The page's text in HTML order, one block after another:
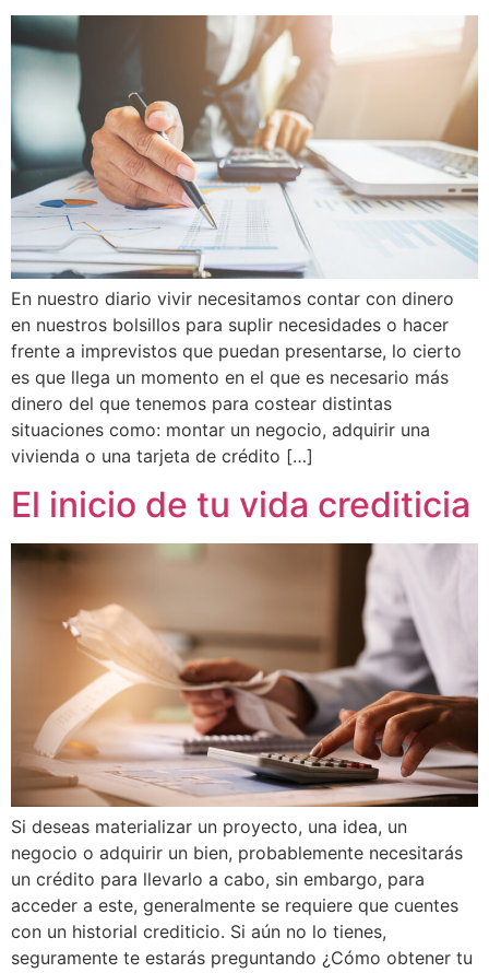
En nuestro diario vivir necesitamos contar con dinero
en nuestros bolsillos para suplir necesidades o hacer
frente a imprevistos que puedan presentarse, lo cierto
es que llega un momento en el que es necesario más
dinero del que tenemos para costear distintas
situaciones como: montar un negocio, adquirir una
vivienda o una tarjeta de crédito […]
El inicio de tu vida crediticia
Si deseas materializar un proyecto, una idea, un
negocio o adquirir un bien, probablemente necesitarás
un crédito para llevarlo a cabo, sin embargo, para
acceder a este, generalmente se requiere que cuentes
con un historial crediticio. Si aún no lo tienes,
seguramente te estarás preguntando ¿Cómo obtener tu